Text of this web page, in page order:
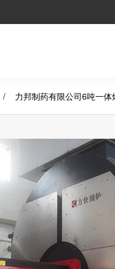
/ 力邦制药有限公司6吨一